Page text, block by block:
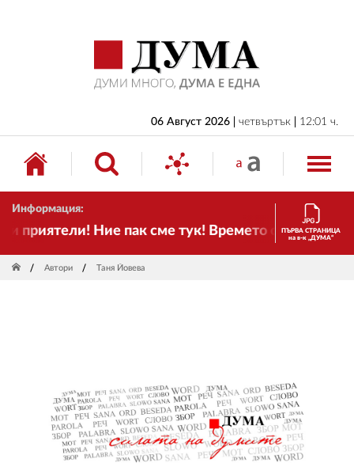
06 Август 2026 четвъртък 12:01 ч.
Информация:
Ние пак сме тук! Времето се променя и
ПЪРВА СТРАНИЦА
на в-к „ДУМА“
Автори Таня Йовева
БЪЛГАРИЯ
ИКОНОМИКА
ИЗБОРИ
СВЯТ
ЗА НАС
АВТОРИ
РЕДАКЦИЯ